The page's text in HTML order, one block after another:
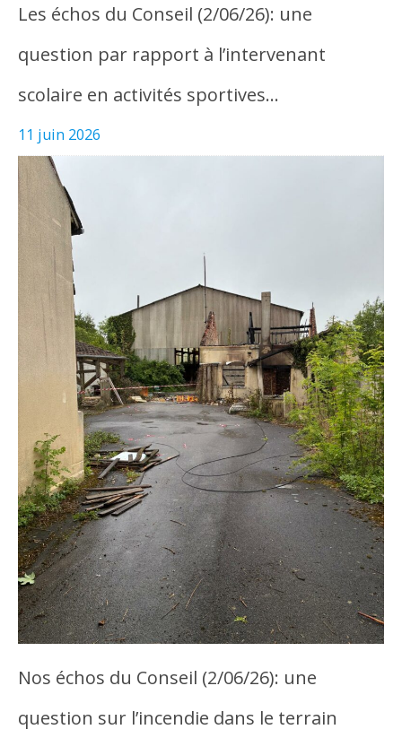
Les échos du Conseil (2/06/26): une
question par rapport à l’intervenant
scolaire en activités sportives…
11 juin 2026
Nos échos du Conseil (2/06/26): une
question sur l’incendie dans le terrain